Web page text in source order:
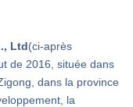
Ltd(ci-après
de 2016, située dans
dans la province
la